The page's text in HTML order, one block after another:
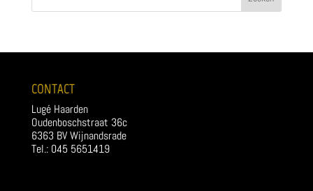
CONTACT
Lugé Haarden
Oudenboschstraat 36c
6363 BV Wijnandsrade
Tel.: 045 5651419